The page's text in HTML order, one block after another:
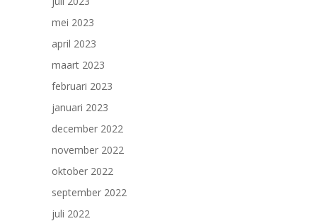
mei 2023
april 2023
maart 2023
februari 2023
januari 2023
december 2022
november 2022
oktober 2022
september 2022
juli 2022